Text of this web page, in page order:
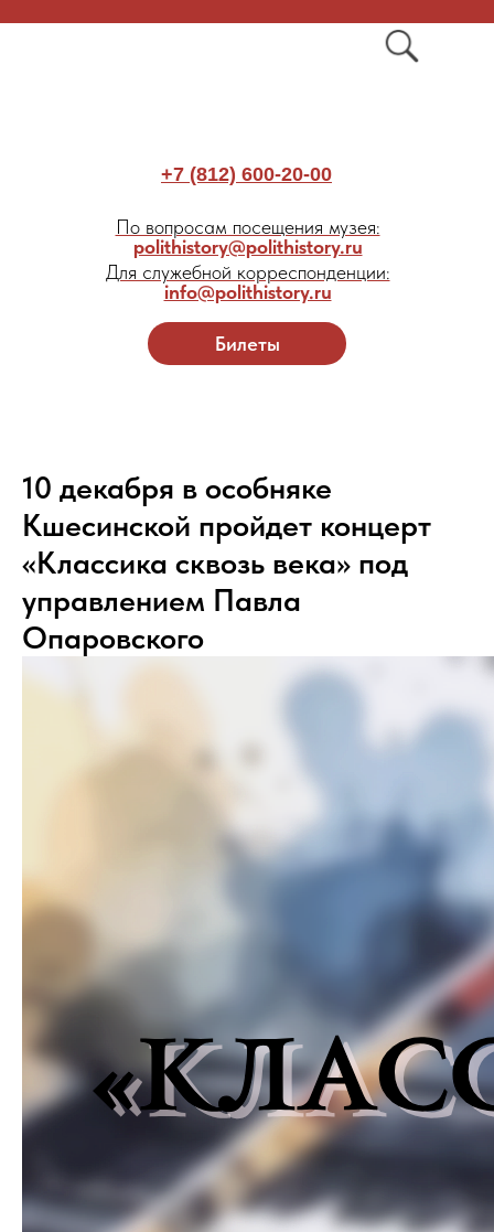
Билеты
+7 (812) 600-20-00
По вопросам посещения музея:
polithistory@polithistory.ru
Для служебной корреспонденции:
info@polithistory.ru
10 декабря в особняке
Кшесинской пройдет концерт
«Классика сквозь века» под
управлением Павла
Опаровского